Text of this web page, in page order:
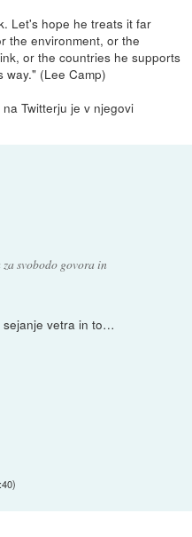
Let's hope he treats it far
the environment, or the
or the countries he supports
way." (Lee Camp)
Twitterju je v njegovi
svobodo govora in
sejanje vetra in to…
)